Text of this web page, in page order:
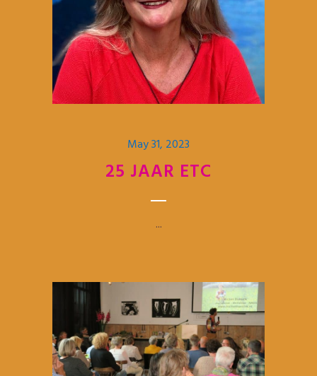
May 31, 2023
25 JAAR ETC
...